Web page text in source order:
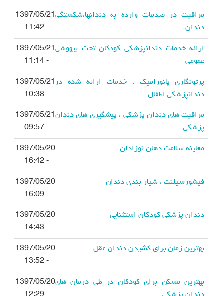
مراقبت در صدمات وارده به دندانها،شکستگی
دندان
1397/05/21
- 11:42
ارائه خدمات دندانپزشکی کودکان تحت بیهوشی
عمومی
1397/05/21
- 11:14
پرتونگاری پانورامیک ، خدمات ارائه شده در
دندانپزشکی اطفال
1397/05/21
- 10:38
مراقبت های دندان پزشکی ، پیشگیری های دندان
پزشکی
1397/05/21
- 09:57
معاینه سلامت دهان نوزادان
1397/05/20
- 16:42
فیشورسیلنت ، شیار بندی دندان
1397/05/20
- 16:09
دندان پزشکی کودکان استثنایی
1397/05/20
- 14:43
بهترین زمان برای کشیدن دندان عقل
1397/05/20
- 13:52
بهترین مسکن برای کودکان در طی درمان های1397/05/20